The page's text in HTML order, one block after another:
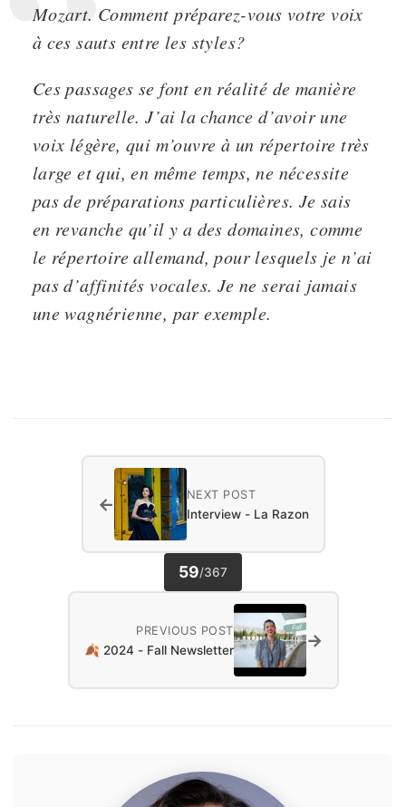
Mozart. Comment préparez-vous votre voix
à ces sauts entre les styles?
Ces passages se font en réalité de manière
très naturelle. J’ai la chance d’avoir une
voix légère, qui m’ouvre à un répertoire très
large et qui, en même temps, ne nécessite
pas de préparations particulières. Je sais
en revanche qu’il y a des domaines, comme
le répertoire allemand, pour lesquels je n’ai
pas d’affinités vocales. Je ne serai jamais
une wagnérienne, par exemple.
NEXT POST
Interview - La Razon
←
59/367
PREVIOUS POST
🍂 2024 - Fall Newsletter →